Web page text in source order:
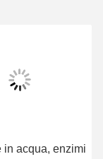
in acqua, enzimi